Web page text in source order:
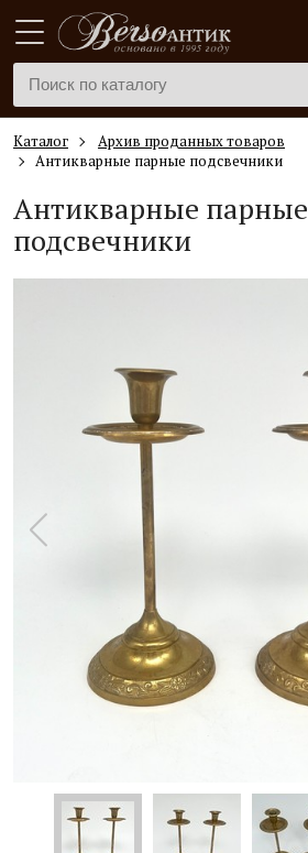
Каталог
Архив проданных товаров
Антикварные парные подсвечники
Антикварные парные
подсвечники